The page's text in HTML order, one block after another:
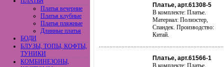
Платья вечерние
Платья клубные
Платья пляжные
Длинные платья
БОДИ
БЛУЗЫ, ТОПЫ, КОФТЫ,
ТУНИКИ
КОМБИНЕЗОНЫ,
Платье, арт.61308-5
В комплекте: Платье.
Материал: Полиэстер,
Спандек. Производство:
Китай.
Платье, арт.61566-1
В комплекте: Платье.